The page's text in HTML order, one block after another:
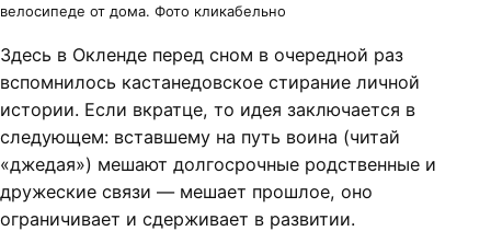
велосипеде от дома. Фото кликабельно
Здесь в Окленде перед сном в очередной раз
вспомнилось кастанедовское стирание личной
истории. Если вкратце, то идея заключается в
следующем: вставшему на путь воина (читай
«джедая») мешают долгосрочные родственные и
дружеские связи — мешает прошлое, оно
ограничивает и сдерживает в развитии.